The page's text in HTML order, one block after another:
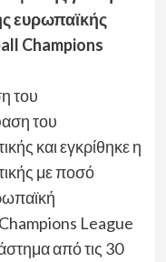
ευρωπαϊκής
Champions
του
του
και εγκρίθηκε η
με ποσό
League
από τις 30